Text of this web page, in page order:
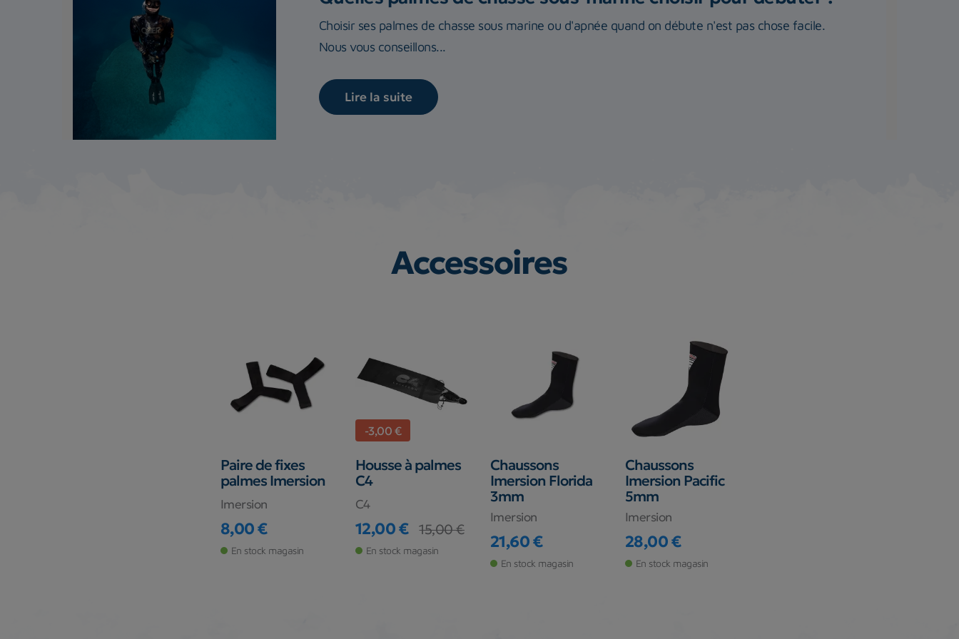
Choisir ses palmes de chasse sous marine ou d'apnée quand on débute n'est pas chose facile.
Nous vous conseillons...
Lire la suite
Accessoires
Paire de fixes
palmes Imersion
Imersion
Prix
8,00 €
En stock magasin
-3,00 €
Housse à palmes
C4
C4
Prix
12,00 €
Prix de base
15,00 €
En stock magasin
Chaussons
Imersion Florida
3mm
Imersion
Prix
21,60 €
En stock magasin
Chaussons
Imersion Pacific
5mm
Imersion
Prix
28,00 €
En stock magasin